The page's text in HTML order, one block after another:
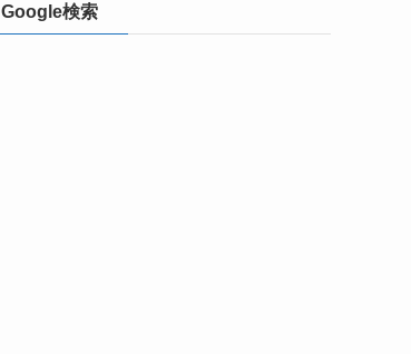
Google検索